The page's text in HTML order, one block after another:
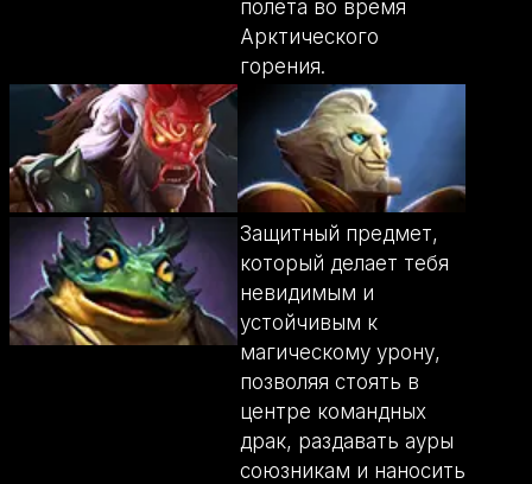
полёта во время
Арктического
горения.
Защитный предмет,
который делает тебя
невидимым и
устойчивым к
магическому урону,
позволяя стоять в
центре командных
драк, раздавать ауры
союзникам и наносить